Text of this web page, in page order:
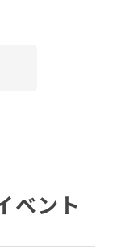
ベント